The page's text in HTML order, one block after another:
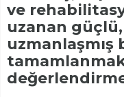
ve
uzanan
uzmanlaşmış